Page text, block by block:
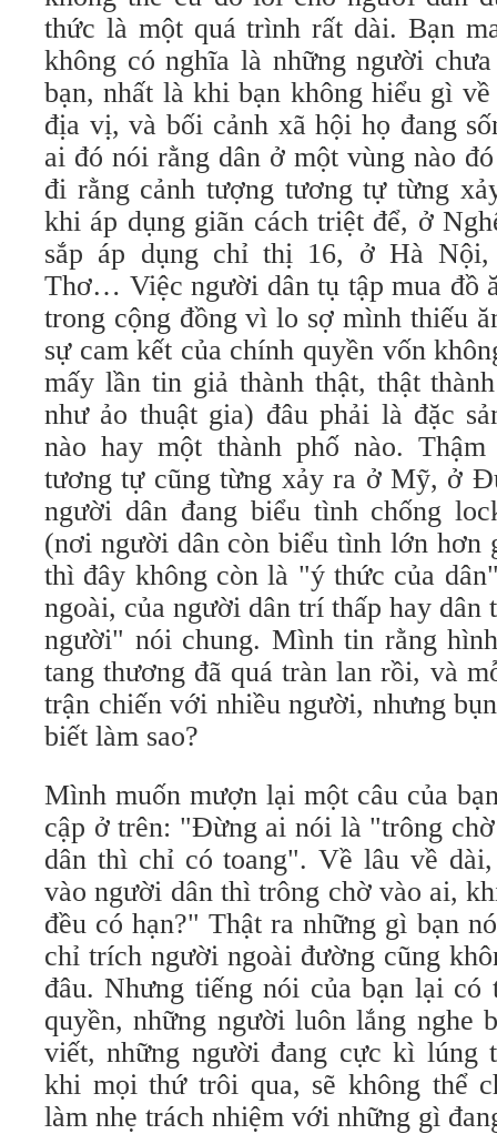
thức là một quá trình rất dài. Bạn
không có nghĩa là những người
bạn, nhất là khi bạn không hiểu gì
địa vị, và bối cảnh xã hội họ đang
ai đó nói rằng dân ở một vùng nào
đi rằng cảnh tượng tương tự từng
khi áp dụng giãn cách triệt để, ở
sắp áp dụng chỉ thị 16, ở Hà
Thơ… Việc người dân tụ tập mua đồ
trong cộng đồng vì lo sợ mình thiếu
sự cam kết của chính quyền vốn
mấy lần tin giả thành thật, thật
như ảo thuật gia) đâu phải là đặc
nào hay một thành phố nào.
tương tự cũng từng xảy ra ở Mỹ, ở
người dân đang biểu tình chống
(nơi người dân còn biểu tình lớn
thì đây không còn là "ý thức của
ngoài, của người dân trí thấp hay dân
người" nói chung. Mình tin rằng
tang thương đã quá tràn lan rồi, và
trận chiến với nhiều người, nhưng
biết làm sao?
Mình muốn mượn lại một câu của
cập ở trên: "Đừng ai nói là "trông
dân thì chỉ có toang". Về lâu về
vào người dân thì trông chờ vào ai,
đều có hạn?" Thật ra những gì bạn
chỉ trích người ngoài đường cũng
đâu. Nhưng tiếng nói của bạn lại
quyền, những người luôn lắng nghe
viết, những người đang cực kì lúng
khi mọi thứ trôi qua, sẽ không thể
làm nhẹ trách nhiệm với những gì